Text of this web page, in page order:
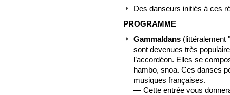
Des danseurs initiés à ces
PROGRAMME
Gammaldans (littéralement
sont devenues très
l’accordéon. Elles se
hambo, snoa. Ces danses
musiques françaises.
— Cette entrée vous